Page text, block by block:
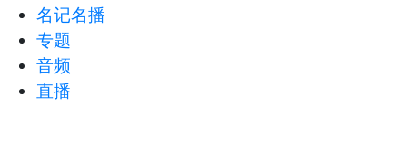
名记名播
专题
音频
直播